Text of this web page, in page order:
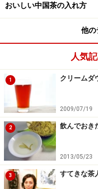
おいしい中国茶の入れ方
他の
人気
1 クリームダ
2009/07/19
2 飲んでおき
2013/05/23
3 すてきな茶